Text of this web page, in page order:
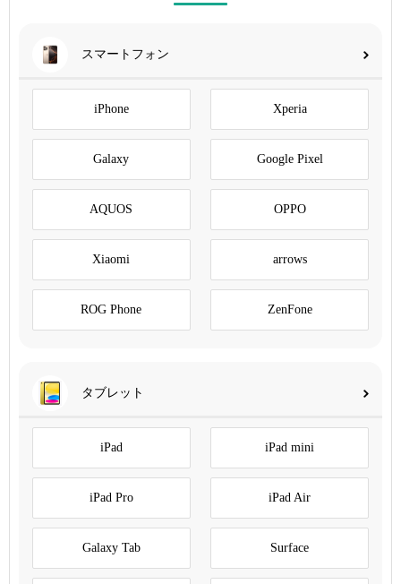
スマートフォン
iPhone Xperia
Galaxy Google Pixel
AQUOS OPPO
Xiaomi arrows
ROG Phone ZenFone
タブレット
iPad iPad mini
iPad Pro iPad Air
Galaxy Tab Surface